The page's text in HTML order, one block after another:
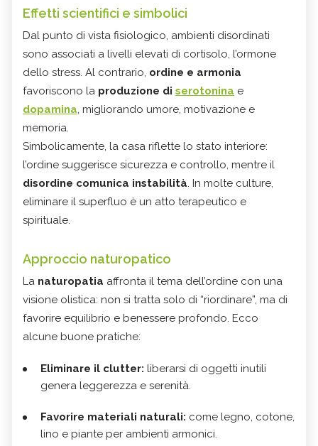
Effetti scientifici e simbolici
Dal punto di vista fisiologico, ambienti disordinati
sono associati a livelli elevati di cortisolo, l’ormone
dello stress. Al contrario, ordine e armonia
favoriscono la produzione di serotonina e
dopamina, migliorando umore, motivazione e
memoria.
Simbolicamente, la casa riflette lo stato interiore:
l’ordine suggerisce sicurezza e controllo, mentre il
disordine comunica instabilità. In molte culture,
eliminare il superfluo è un atto terapeutico e
spirituale.
Approccio naturopatico
La naturopatia affronta il tema dell’ordine con una
visione olistica: non si tratta solo di “riordinare”, ma di
favorire equilibrio e benessere profondo. Ecco
alcune buone pratiche:
Eliminare il clutter: liberarsi di oggetti inutili
genera leggerezza e serenità.
Favorire materiali naturali: come legno, cotone,
lino e piante per ambienti armonici.